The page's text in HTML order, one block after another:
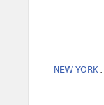
NEW YORK: